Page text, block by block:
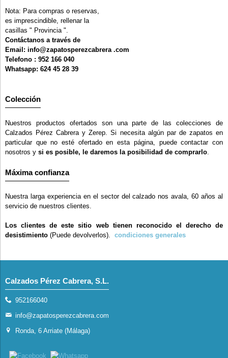
Nota: Para compras o reservas,
es imprescindible, rellenar la
casillas " Provincia ".
Contáctanos a través de
Email: info@zapatosperezcabrera .com
Telefono : 952 166 040
Whatsapp: 624 45 28 39
Colección
Nuestros productos ofertados son una parte de las colecciones de
Calzados Pérez Cabrera y Zerep. Si necesita algún par de zapatos en
particular que no esté ofertado en esta página, puede contactar con
nosotros y si es posible, le daremos la posibilidad de comprarlo.
Máxima confianza
Nuestra larga experiencia en el sector del calzado nos avala, 60 años al
servicio de nuestros clientes.
Los clientes de este sitio web tienen reconocido el derecho de
desistimiento (Puede devolverlos). condiciones generales
Calzados Pérez Cabrera, S.L.
952166040
info@zapatosperezcabrera.com
Ronda, 6 Arriate (Málaga)